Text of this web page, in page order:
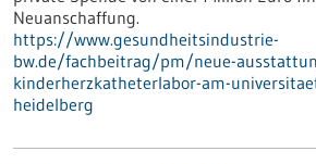
Neuanschaffung.
https://www.gesundheitsindustrie-
bw.de/fachbeitrag/pm/neue-
kinderherzkatheterlabor-am-
heidelberg